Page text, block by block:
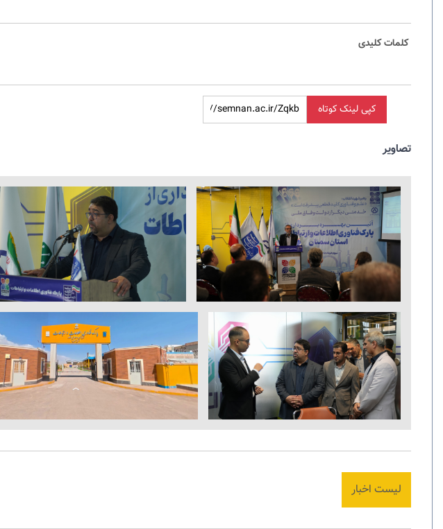
کلمات کلیدی
کپی لینک کوتاه
تصاویر
لیست اخبار